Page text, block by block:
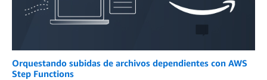
Orquestando subidas de archivos dependientes con AWS
Step Functions